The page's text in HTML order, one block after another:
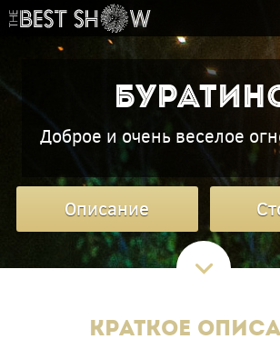
Доброе и очень веселое
Описание
Краткое